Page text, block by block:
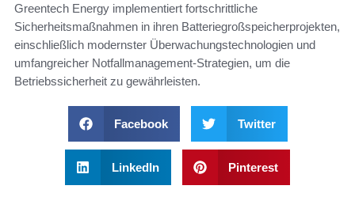
Greentech Energy implementiert fortschrittliche
Sicherheitsmaßnahmen in ihren Batteriegroßspeicherprojekten,
einschließlich modernster Überwachungstechnologien und
umfangreicher Notfallmanagement-Strategien, um die
Betriebssicherheit zu gewährleisten.
Facebook Twitter
LinkedIn Pinterest